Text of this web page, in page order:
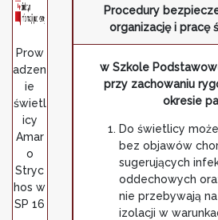
Prow
adzen
ie
świetl
icy
Amar
o
Stryc
hos w
SP 16
Procedury
organizację i pracę
w Szkole
przy zachowaniu
okresie
Do świetlicy
bez objawów
sugerujących
oddechowych
nie przebywają
izolacji w